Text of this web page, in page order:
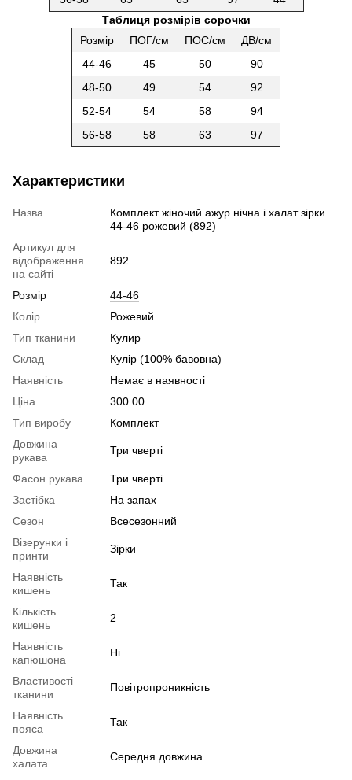
Таблиця розмірів сорочки
Розмір
ПОГ/см ПОС/см
ДВ/см
44-46
45 50
90
48-50
49 54
92
52-54
54 58
94
56-58
58 63 97
Характеристики
Назва
Комплект жіночий ажур нічна і халат зірки
44-46 рожевий (892)
Артикул для
відображення
на сайті
892
Розмір
44-46
Колір
Рожевий
Тип тканини
Кулир
Склад
Кулір (100% бавовна)
Наявність
Немає в наявності
Ціна
300.00
Тип виробу
Комплект
Довжина
рукава
Три чверті
Фасон рукава
Три чверті
Застібка
На запах
Сезон
Всесезонний
Візерунки і
принти
Зірки
Наявність
кишень
Так
Кількість
кишень
2
Наявність
капюшона
Ні
Властивості
тканини
Повітропроникність
Наявність
пояса
Так
Довжина
халата
Середня довжина